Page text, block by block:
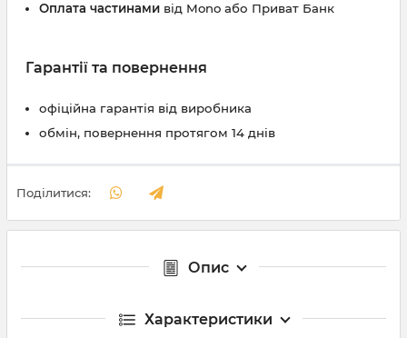
Оплата частинами від Mono або Приват Банк
Гарантії та повернення
офіційна гарантія від виробника
обмін, повернення протягом 14 днів
Поділитися:
Опис
Характеристики